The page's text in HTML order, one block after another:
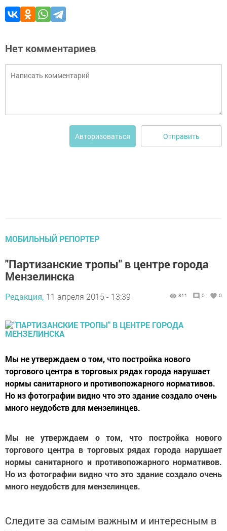
Нет комментариев
Авторизоваться Отправить
МОБИЛЬНЫЙ РЕПОРТЕР
"Партизанские тропы" в центре города
Мензелинска
Редакция, 11 апреля 2015 - 13:39 811 0 0
Мы не утверждаем о том, что постройка нового
торгового центра в торговых рядах города нарушает
нормы санитарного и противопожарного нормативов.
Но из фотографии видно что это здание создало очень
много неудобств для мензелинцев.
Мы не утверждаем о том, что постройка нового
торгового центра в торговых рядах города нарушает
нормы санитарного и противопожарного нормативов.
Но из фотографии видно что это здание создало очень
много неудобств для мензелинцев.
Следите за самым важным и интересным в